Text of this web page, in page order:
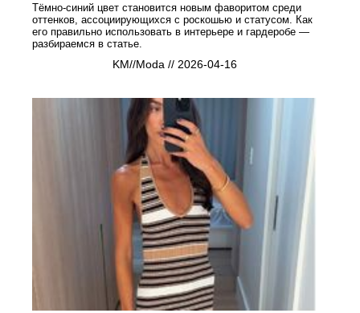
Тёмно-синий цвет становится новым фаворитом среди
оттенков, ассоциирующихся с роскошью и статусом. Как
его правильно использовать в интерьере и гардеробе —
разбираемся в статье.
KM//Moda // 2026-04-16